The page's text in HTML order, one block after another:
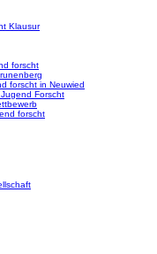
Klausur
forscht
forscht in Neuwied
Forscht
forscht